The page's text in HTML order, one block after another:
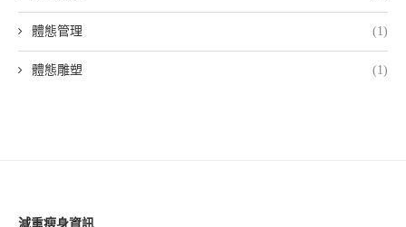
體態管理 (1)
體態雕塑 (1)
減重瘦身資訊